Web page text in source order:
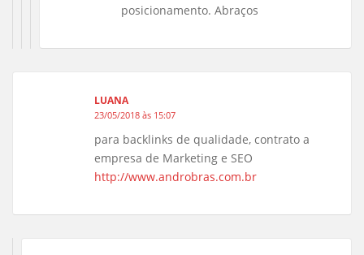
posicionamento. Abraços
LUANA
23/05/2018 às 15:07
para backlinks de qualidade, contrato a
empresa de Marketing e SEO
http://www.androbras.com.br